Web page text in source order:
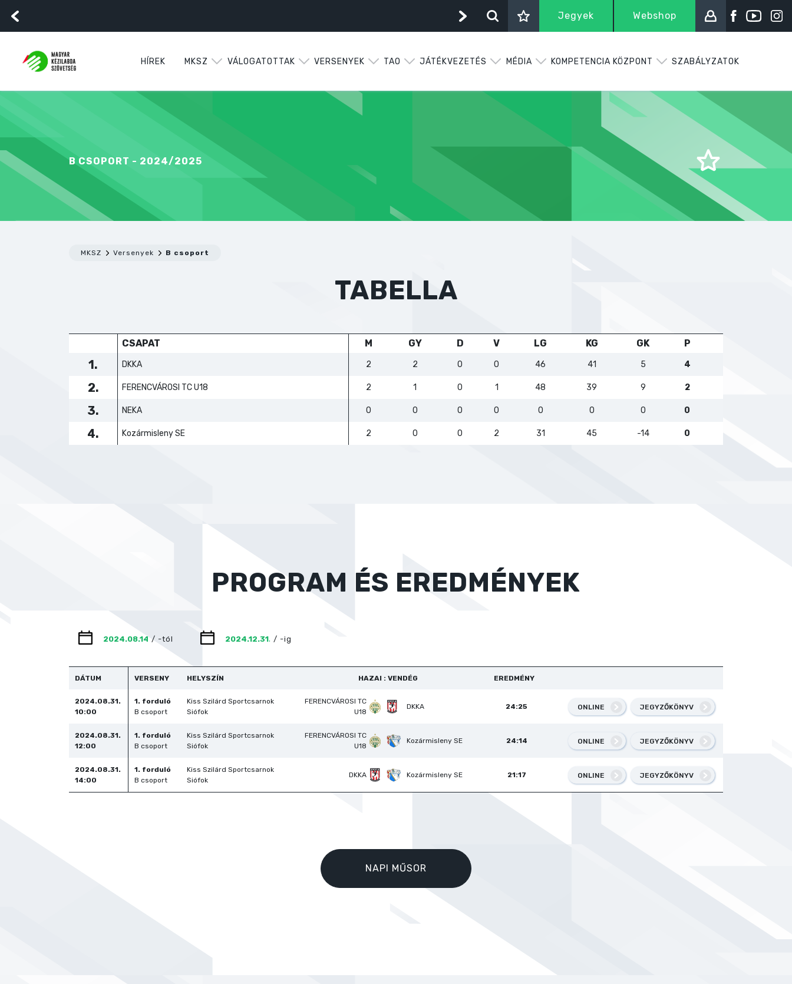
Jegyek Webshop
HÍREK MKSZ VÁLOGATOTTAK VERSENYEK TAO JÁTÉKVEZETÉS MÉDIA KOMPETENCIA KÖZPONT SZABÁLYZATOK
B CSOPORT - 2024/2025
MKSZ Versenyek B csoport
TABELLA
CSAPAT M GY D V LG KG GK P
1. DKKA 2 2 0 0 46 41 5 4
2. FERENCVÁROSI TC U18 2 1 0 1 48 39 9 2
3. NEKA 0 0 0 0 0 0 0 0
4. Kozármisleny SE 2 0 0 2 31 45 -14 0
PROGRAM ÉS EREDMÉNYEK
/ -tól / -ig
DÁTUM VERSENY HELYSZÍN HAZAI : VENDÉG EREDMÉNY
2024.08.31.
10:00
1. forduló
B csoport
Kiss Szilárd Sportcsarnok
Siófok
FERENCVÁROSI TC
U18
DKKA 24:25 ONLINE JEGYZŐKÖNYV
2024.08.31.
12:00
1. forduló
B csoport
Kiss Szilárd Sportcsarnok
Siófok
FERENCVÁROSI TC
U18
Kozármisleny SE 24:14 ONLINE JEGYZŐKÖNYV
2024.08.31.
14:00
1. forduló
B csoport
Kiss Szilárd Sportcsarnok
Siófok
DKKA Kozármisleny SE 21:17 ONLINE JEGYZŐKÖNYV
NAPI MŰSOR